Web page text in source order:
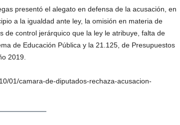
presentó el alegato en defensa de la acusación, en
a la igualdad ante ley, la omisión en materia de
de control jerárquico que la ley le atribuye, falta de
de Educación Pública y la 21.125, de Presupuestos
2019.
01/camara-de-diputados-rechaza-acusacion-